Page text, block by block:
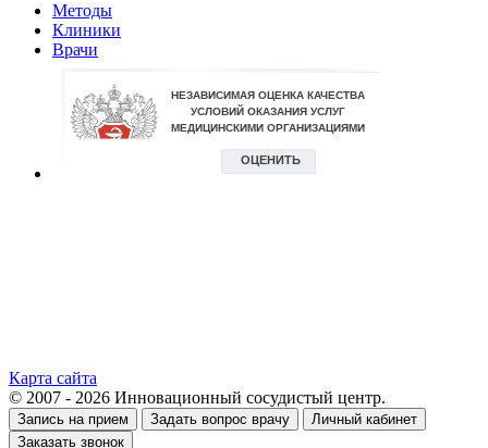
Методы
Клиники
Врачи
Карта сайта
© 2007 - 2026 Инновационный сосудистый центр.
Запись на прием Задать вопрос врачу
Личный кабинет
Заказать звонок